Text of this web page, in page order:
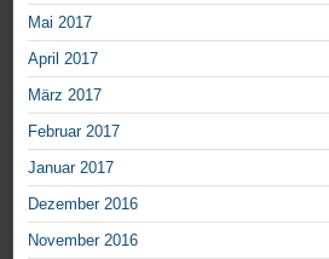
Mai 2017
April 2017
März 2017
Februar 2017
Januar 2017
Dezember 2016
November 2016